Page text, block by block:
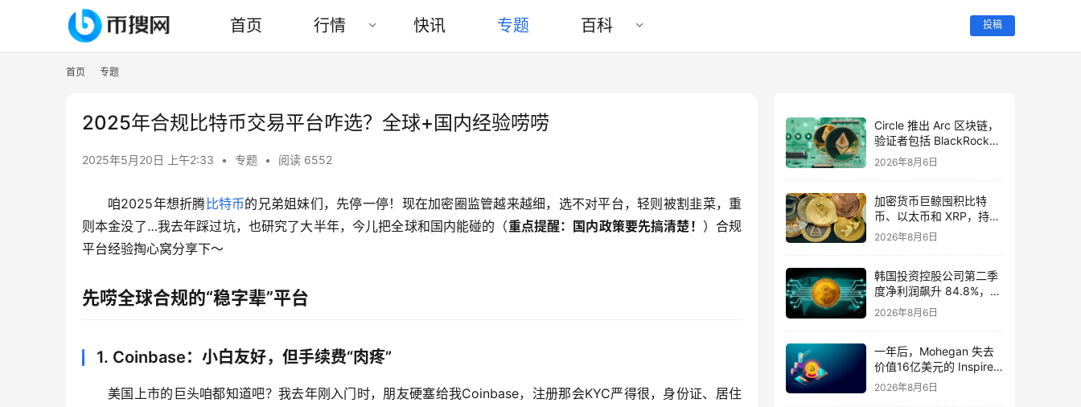
首页 行情 快讯 专题 百科 投稿
首页 专题
2025年合规比特币交易平台咋选？全球+国内经验唠唠
2025年5月20日 上午2:33 • 专题 • 阅读 6552
咱2025年想折腾 比特币的兄弟姐妹们，先停一停！现在加密圈监管越来越细，选不对平台，轻则被割韭菜，重
则本金没了…我去年踩过坑，也研究了大半年，今儿把全球和国内能碰的（重点提醒：国内政策要先搞清楚！ ）合规
平台经验掏心窝分享下～
先唠全球合规的“稳字辈”平台
1. Coinbase：小白友好，但手续费“肉疼”
美国上市的巨头咱都知道吧？我去年刚入门时，朋友硬塞给我Coinbase，注册那会KYC严得很，身份证、居住
Circle 推出 Arc 区块链，
验证者包括 BlackRock、
Visa 和 Mastercard
2026年8月6日
加密货币巨鲸囤积比特
币、以太币和 XRP，持仓
量达到 306 万 BTC
2026年8月6日
韩国投资控股公司第二季
度净利润飙升 84.8%，达
到 99840亿亿韩元
2026年8月6日
一年后，Mohegan 失去
价值16亿美元的 Inspire
Resort 控制权，转由
2026年8月6日